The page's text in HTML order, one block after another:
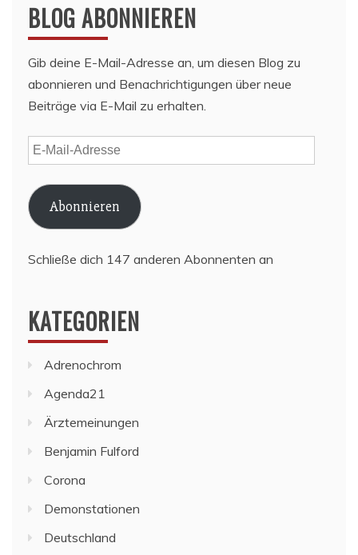
BLOG ABONNIEREN
Gib deine E-Mail-Adresse an, um diesen Blog zu
abonnieren und Benachrichtigungen über neue
Beiträge via E-Mail zu erhalten.
E-
Mail-
Adresse
Abonnieren
Schließe dich 147 anderen Abonnenten an
KATEGORIEN
Adrenochrom
Agenda21
Ärztemeinungen
Benjamin Fulford
Corona
Demonstationen
Deutschland